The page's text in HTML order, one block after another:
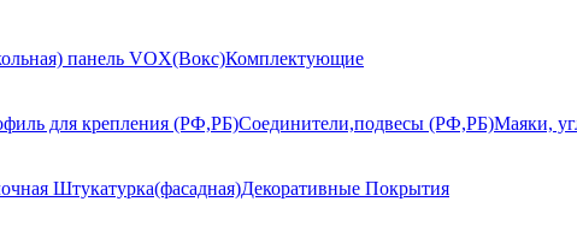
панель VOX(Вокс)Комплектующие
для крепления (РФ,РБ)Соединители,подвесы (РФ,РБ)Маяки,
Штукатурка(фасадная)Декоративные Покрытия